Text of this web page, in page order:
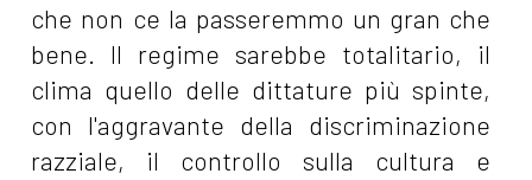
che non ce la passeremmo un gran che
bene. Il regime sarebbe totalitario, il
clima quello delle dittature più spinte,
con l'aggravante della discriminazione
razziale, il controllo sulla cultura e